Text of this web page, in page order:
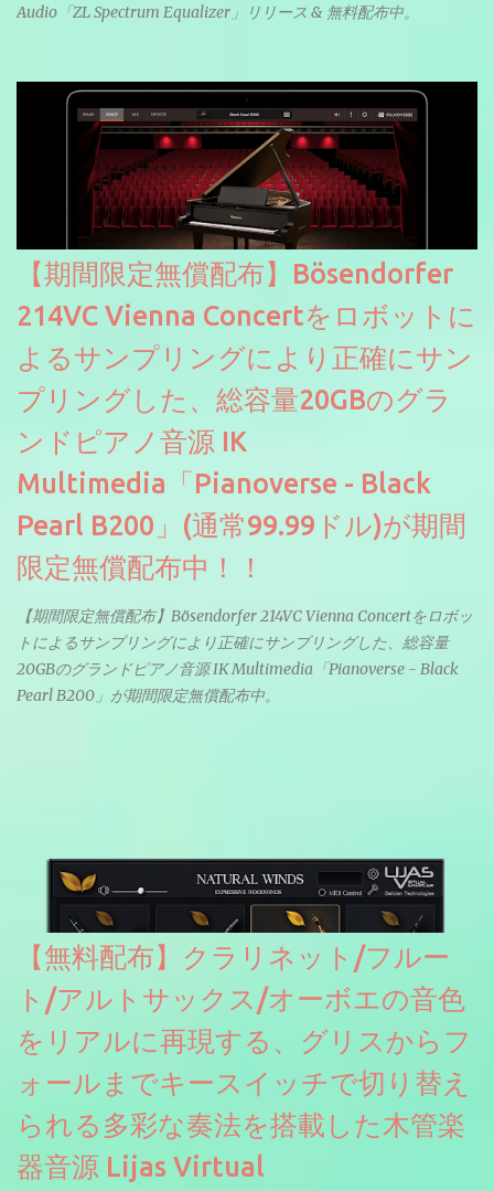
Audio「ZL Spectrum Equalizer」リリース & 無料配布中。
【期間限定無償配布】Bösendorfer
214VC Vienna Concertをロボットに
よるサンプリングにより正確にサン
プリングした、総容量20GBのグラ
ンドピアノ音源 IK
Multimedia「Pianoverse - Black
Pearl B200」(通常99.99ドル)が期間
限定無償配布中！！
【期間限定無償配布】Bösendorfer 214VC Vienna Concertをロボッ
トによるサンプリングにより正確にサンプリングした、総容量
20GBのグランドピアノ音源 IK Multimedia「Pianoverse - Black
Pearl B200」が期間限定無償配布中。
【無料配布】クラリネット/フルー
ト/アルトサックス/オーボエの音色
をリアルに再現する、グリスからフ
ォールまでキースイッチで切り替え
られる多彩な奏法を搭載した木管楽
器音源 Lijas Virtual